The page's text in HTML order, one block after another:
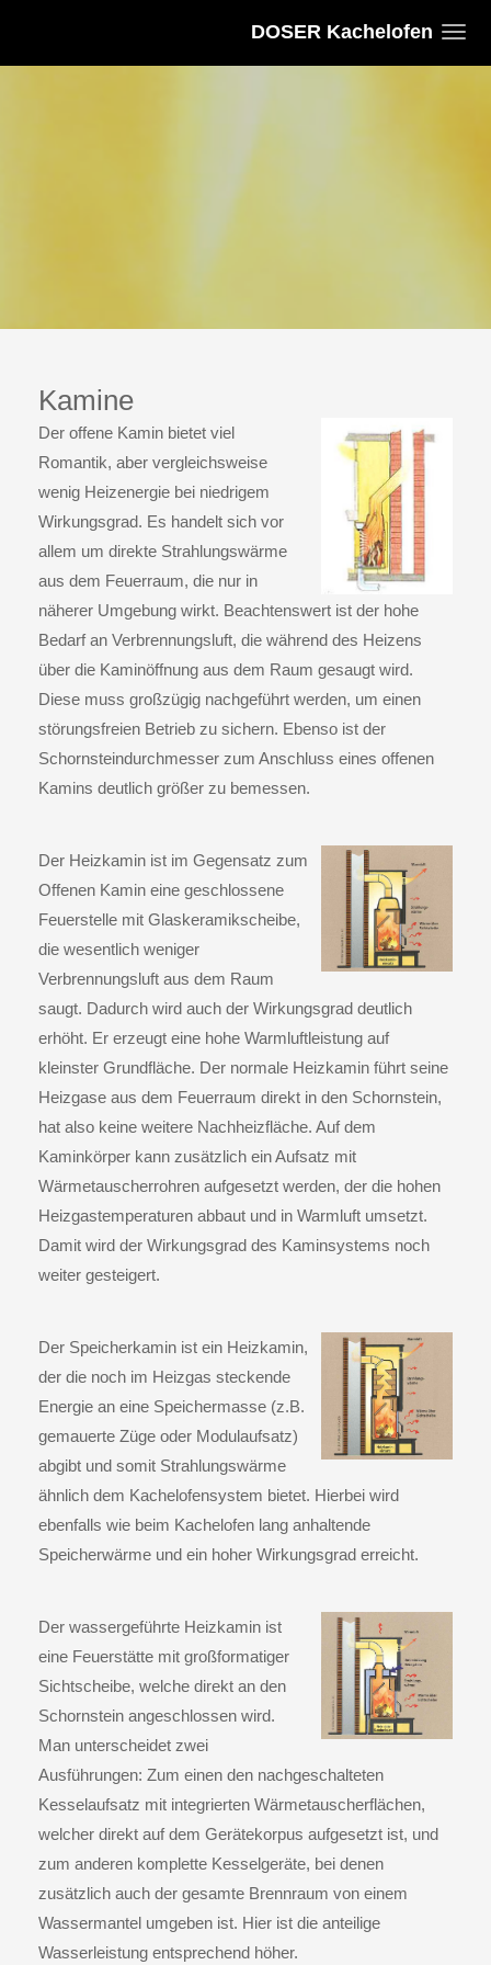
DOSER Kachelofen
Kamine
Der offene Kamin bietet viel
Romantik, aber vergleichsweise
wenig Heizenergie bei niedrigem
Wirkungsgrad. Es handelt sich vor
allem um direkte Strahlungswärme
aus dem Feuerraum, die nur in
näherer Umgebung wirkt. Beachtenswert ist der hohe
Bedarf an Verbrennungsluft, die während des Heizens
über die Kaminöffnung aus dem Raum gesaugt wird.
Diese muss großzügig nachgeführt werden, um einen
störungsfreien Betrieb zu sichern. Ebenso ist der
Schornsteindurchmesser zum Anschluss eines offenen
Kamins deutlich größer zu bemessen.
Der Heizkamin ist im Gegensatz zum
Offenen Kamin eine geschlossene
Feuerstelle mit Glaskeramikscheibe,
die wesentlich weniger
Verbrennungsluft aus dem Raum
saugt. Dadurch wird auch der Wirkungsgrad deutlich
erhöht. Er erzeugt eine hohe Warmluftleistung auf
kleinster Grundfläche. Der normale Heizkamin führt seine
Heizgase aus dem Feuerraum direkt in den Schornstein,
hat also keine weitere Nachheizfläche. Auf dem
Kaminkörper kann zusätzlich ein Aufsatz mit
Wärmetauscherrohren aufgesetzt werden, der die hohen
Heizgastemperaturen abbaut und in Warmluft umsetzt.
Damit wird der Wirkungsgrad des Kaminsystems noch
weiter gesteigert.
Der Speicherkamin ist ein Heizkamin,
der die noch im Heizgas steckende
Energie an eine Speichermasse (z.B.
gemauerte Züge oder Modulaufsatz)
abgibt und somit Strahlungswärme
ähnlich dem Kachelofensystem bietet. Hierbei wird
ebenfalls wie beim Kachelofen lang anhaltende
Speicherwärme und ein hoher Wirkungsgrad erreicht.
Der wassergeführte Heizkamin ist
eine Feuerstätte mit großformatiger
Sichtscheibe, welche direkt an den
Schornstein angeschlossen wird.
Man unterscheidet zwei
Ausführungen: Zum einen den nachgeschalteten
Kesselaufsatz mit integrierten Wärmetauscherflächen,
welcher direkt auf dem Gerätekorpus aufgesetzt ist, und
zum anderen komplette Kesselgeräte, bei denen
zusätzlich auch der gesamte Brennraum von einem
Wassermantel umgeben ist. Hier ist die anteilige
Wasserleistung entsprechend höher.